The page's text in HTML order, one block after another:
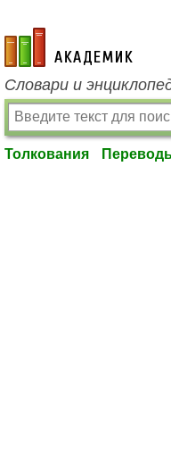
academic.ru
Словари и
Толкования